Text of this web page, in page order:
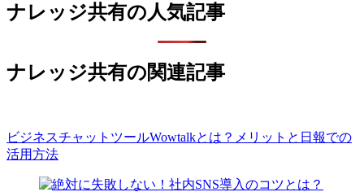
ナレッジ共有の人気記事
ナレッジ共有の関連記事
ビジネスチャットツールWowtalkとは？メリットと日報での
活用方法